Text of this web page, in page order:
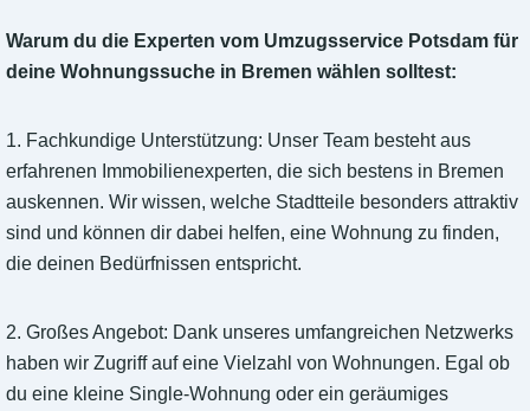
Warum du die Experten vom Umzugsservice Potsdam für
deine Wohnungssuche in Bremen wählen solltest:
1. Fachkundige Unterstützung: Unser Team besteht aus
erfahrenen Immobilienexperten, die sich bestens in Bremen
auskennen. Wir wissen, welche Stadtteile besonders attraktiv
sind und können dir dabei helfen, eine Wohnung zu finden,
die deinen Bedürfnissen entspricht.
2. Großes Angebot: Dank unseres umfangreichen Netzwerks
haben wir Zugriff auf eine Vielzahl von Wohnungen. Egal ob
du eine kleine Single-Wohnung oder ein geräumiges